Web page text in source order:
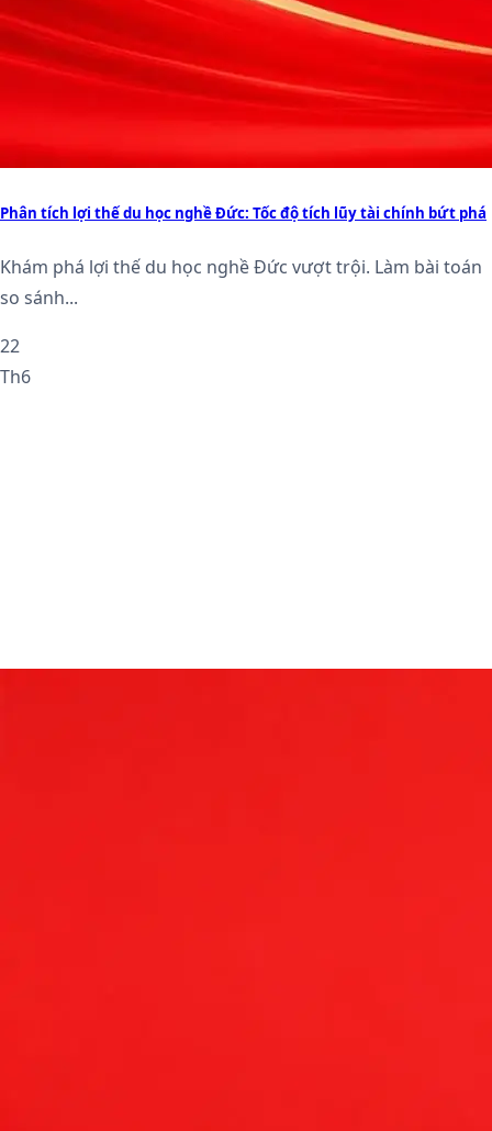
Phân tích lợi thế du học nghề Đức: Tốc độ tích lũy tài chính bứt phá
Khám phá lợi thế du học nghề Đức vượt trội. Làm bài toán
so sánh...
22
Th6